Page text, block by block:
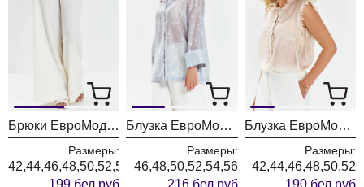
Брюки ЕвроМода 765 молочный
Размеры:
42,44,46,48,50,52,54,56
199 бел.руб
Блузка ЕвроМода 762 голубой
Размеры:
46,48,50,52,54,56
216 бел.руб
Блузка ЕвроМода 754 золотисто-бежевый
Размеры:
42,44,46,48,50,52
190 бел.руб